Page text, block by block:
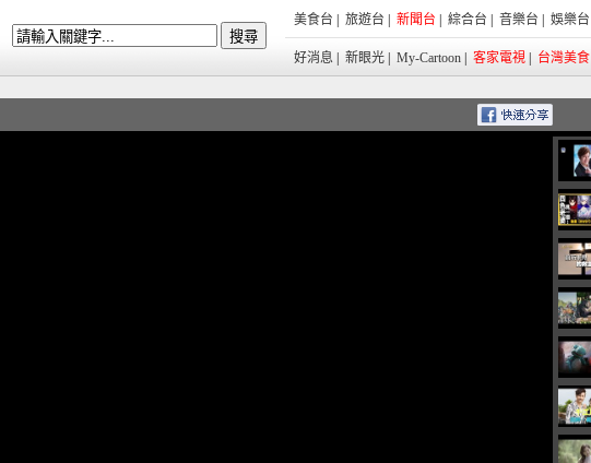
美食台 旅遊台 新聞台 綜合台 音樂台 娛樂台
好消息 新眼光 My-Cartoon 客家電視 台灣美食